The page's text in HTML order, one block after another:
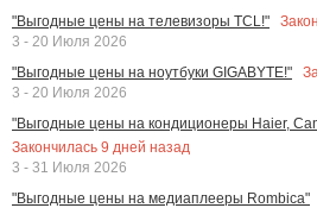
"Выгодные цены на телевизоры TCL!"
3 - 20 Июля 2026
"Выгодные цены на ноутбуки GIGABYTE!"
3 - 20 Июля 2026
"Выгодные цены на кондиционеры Haier,
Закончилась 9 дней назад
3 - 31 Июля 2026
"Выгодные цены на медиаплееры Rombica"